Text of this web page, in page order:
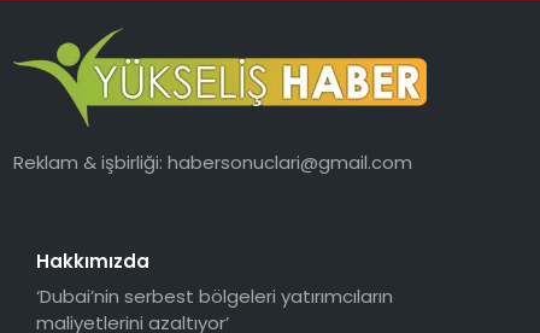
Reklam & işbirliği:habersonuclari@gmail.com
Hakkımızda
‘Dubai’nin serbest bölgeleri yatırımcıların
maliyetlerini azaltıyor’